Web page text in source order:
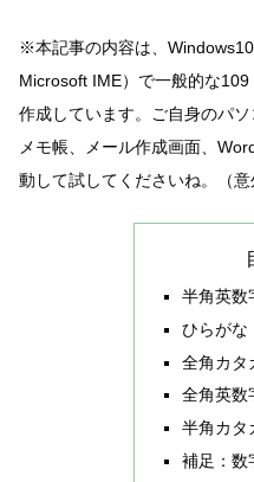
※本記事の内容は、
Microsoft IME）で一般的な
作成しています。ご自身のパ
メモ帳、メール作成画面、
動して試してくださいね。（意
半角英数
ひらがな
全角カタ
全角英数
半角カタ
補足：数